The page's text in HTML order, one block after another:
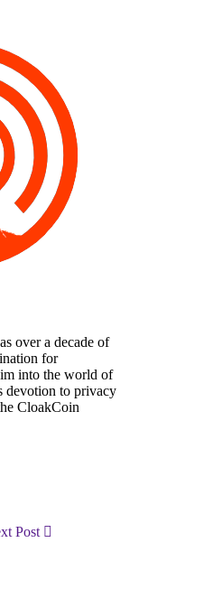
over a decade of
for
into the world of
devotion to privacy
CloakCoin
Post